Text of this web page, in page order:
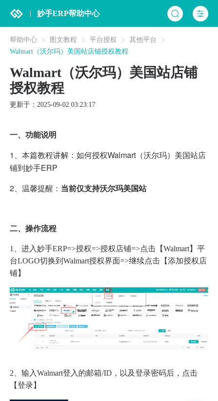
妙手ERP帮助中心
帮助中心 图文教程 平台授权
其他平台
Walmart（沃尔玛）美国站店铺授权教程
Walmart（沃尔玛）美国站店铺
授权教程
更新于：2025-09-02 03:23:17
一、功能说明
1、 本篇教程讲解：如何授权Walmart（沃尔玛）美国站店
铺到妙手ERP
2、温馨提醒： 当前仅支持沃尔玛美国站
二、操作流程
1、进入妙手ERP=>授权=>授权店铺=>点击【Walmart】平
台LOGO切换到Walmart授权界面=>继续点击【添加授权店
铺】
2、输入Walmart登入的邮箱/ID，以及登录密码后，点击
【登录】